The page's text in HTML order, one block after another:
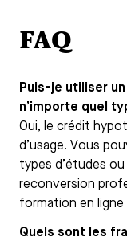
FAQ
Puis-je utiliser
n’importe quel
Oui, le crédit
d’usage. Vous
types d’études ou
reconversion
formation en ligne
Quels sont les